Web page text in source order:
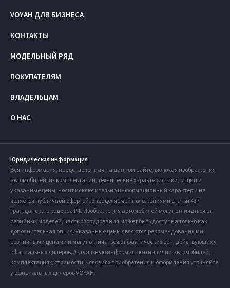
VOYAH ДЛЯ БИЗНЕСА
КОНТАКТЫ
МОДЕЛЬНЫЙ РЯД
ПОКУПАТЕЛЯМ
ВЛАДЕЛЬЦАМ
О НАС
Юридическая информация
Вся информация, представленная на данном сайте, включая изображения
автомобилей, их комплектации, технические характеристики, опции и
указанные цены, носит исключительно информационный характер и не
является публичной офертой, определяемой положениями статьи 437
Гражданского кодекса РФ. Изображения автомобилей могут отличаться от
серийных моделей, часть оборудования может быть доступна только как
дополнительная опция. Указанные цены являются рекомендованными
розничными ценами и могут отличаться от фактических цен, действующих у
официальных дилеров. Актуальную информацию о наличии автомобилей,
комплектациях, стоимости, условиях приобретения и оформления уточняйте
у официальных дилеров VOYAH.